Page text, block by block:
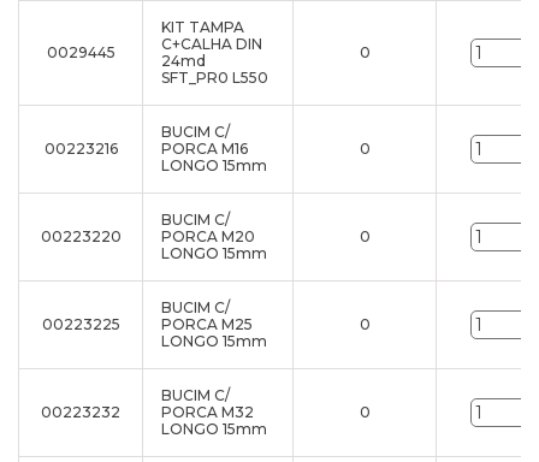
0029445
KIT TAMPA
C+CALHA DIN
24md
SFT_PR0 L550
0
00223216
BUCIM C/
PORCA M16
LONGO 15mm
0
00223220
BUCIM C/
PORCA M20
LONGO 15mm
0
00223225
BUCIM C/
PORCA M25
LONGO 15mm
0
00223232
BUCIM C/
PORCA M32
LONGO 15mm
0